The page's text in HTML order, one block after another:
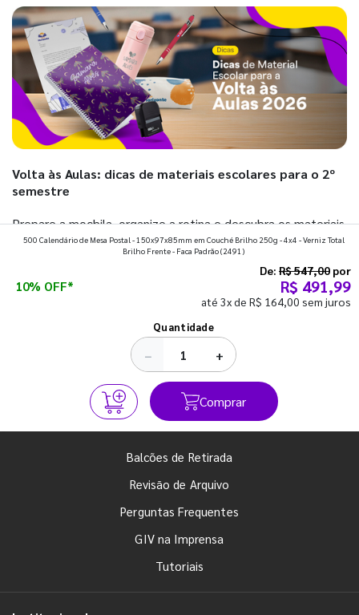
Volta às Aulas: dicas de materiais escolares para o 2º
semestre
Prepare a mochila, organize a rotina e descubra os materiais
que fazem toda diferença para começar o segundo
500 Calendário de Mesa Postal - 150x97x85mm em Couché Brilho 250g - 4x4 - Verniz Total
Brilho Frente - Faca Padrão(2491)
10% OFF*
De: R$ 547,00 por
R$ 491,99
até 3x de R$ 164,00 sem juros
Quantidade
− +
Comprar
Balcões de Retirada
Revisão de Arquivo
Perguntas Frequentes
GIV na Imprensa
Tutoriais